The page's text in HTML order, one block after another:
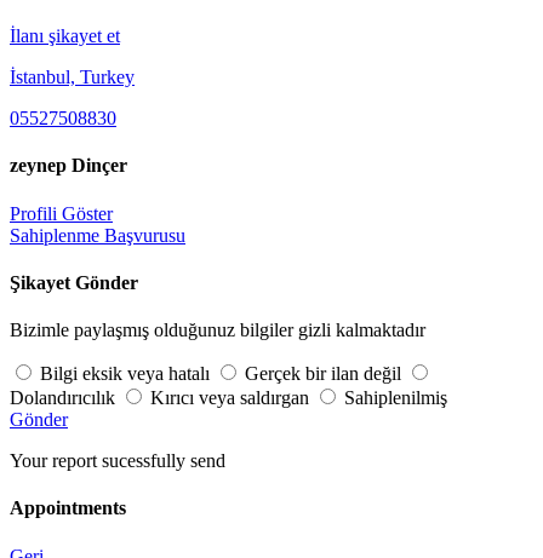
İlanı şikayet et
İstanbul, Turkey
05527508830
zeynep Dinçer
Profili Göster
Sahiplenme Başvurusu
Şikayet Gönder
Bizimle paylaşmış olduğunuz bilgiler gizli kalmaktadır
Bilgi eksik veya hatalı
Gerçek bir ilan değil
Dolandırıcılık
Kırıcı veya saldırgan
Sahiplenilmiş
Gönder
Your report sucessfully send
Appointments